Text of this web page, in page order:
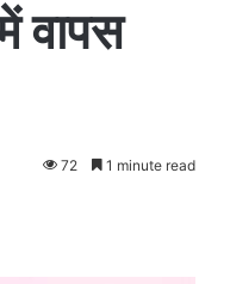
वापस
72 1 minute read